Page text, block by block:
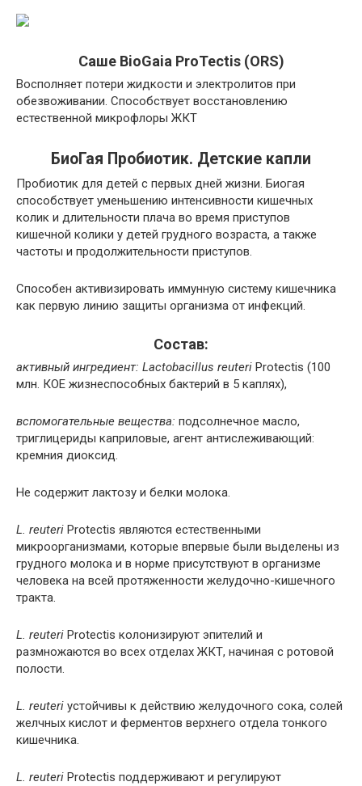
Саше BioGaia ProTectis (ORS)
Восполняет потери жидкости и электролитов при
обезвоживании. Способствует восстановлению
естественной микрофлоры ЖКТ
БиоГая Пробиотик. Детские капли
Пробиотик для детей с первых дней жизни. Биогая
способствует уменьшению интенсивности кишечных
колик и длительности плача во время приступов
кишечной колики у детей грудного возраста, а также
частоты и продолжительности приступов.
Способен активизировать иммунную систему кишечника
как первую линию защиты организма от инфекций.
Состав:
активный ингредиент: Lactobacillus reuteri Protectis (100
млн. КОЕ жизнеспособных бактерий в 5 каплях),
вспомогательные вещества: подсолнечное масло,
триглицериды каприловые, агент антислеживающий:
кремния диоксид.
Не содержит лактозу и белки молока.
L. reuteri Protectis являются естественными
микроорганизмами, которые впервые были выделены из
грудного молока и в норме присутствуют в организме
человека на всей протяженности желудочно-кишечного
тракта.
L. reuteri Protectis колонизируют эпителий и
размножаются во всех отделах ЖКТ, начиная с ротовой
полости.
L. reuteri устойчивы к действию желудочного сока, солей
желчных кислот и ферментов верхнего отдела тонкого
кишечника.
L. reuteri Protectis поддерживают и регулируют